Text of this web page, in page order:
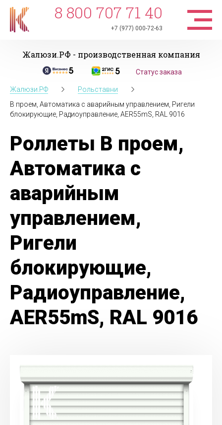
8 800 707 71 40
+7 (977) 000-72-63
Жалюзи.РФ - производственная компания
Статус заказа
Жалюзи.РФ
Рольставни
В проем, Автоматика с аварийным управлением, Ригели
блокирующие, Радиоуправление, AER55mS, RAL 9016
Роллеты В проем,
Автоматика с
аварийным
управлением,
Ригели
блокирующие,
Радиоуправление,
AER55mS, RAL 9016